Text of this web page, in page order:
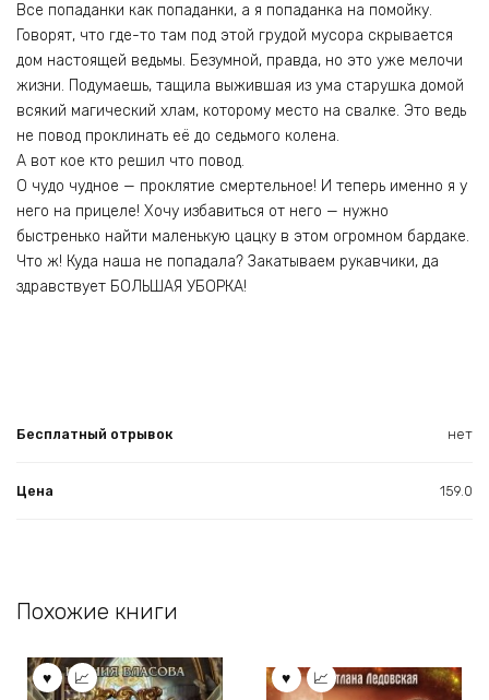
Все попаданки как попаданки, а я попаданка на помойку.
Говорят, что где-то там под этой грудой мусора скрывается
дом настоящей ведьмы. Безумной, правда, но это уже мелочи
жизни. Подумаешь, тащила выжившая из ума старушка домой
всякий магический хлам, которому место на свалке. Это ведь
не повод проклинать её до седьмого колена.
А вот кое кто решил что повод.
О чудо чудное — проклятие смертельное! И теперь именно я у
него на прицеле! Хочу избавиться от него — нужно
быстренько найти маленькую цацку в этом огромном бардаке.
Что ж! Куда наша не попадала? Закатываем рукавчики, да
здравствует БОЛЬШАЯ УБОРКА!
Бесплатный отрывок нет
Цена 159.0
Похожие книги